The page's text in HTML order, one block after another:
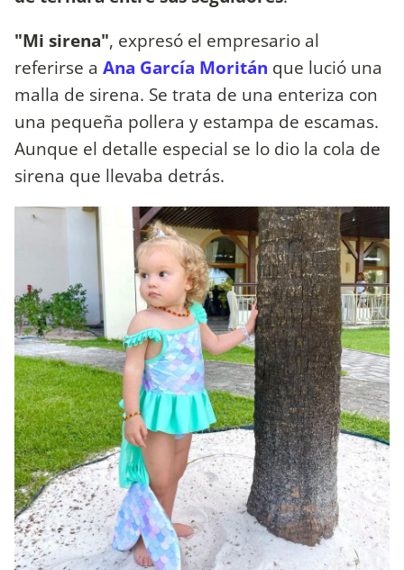
"Mi sirena", expresó el empresario al
referirse a Ana García Moritán que lució una
malla de sirena. Se trata de una enteriza con
una pequeña pollera y estampa de escamas.
Aunque el detalle especial se lo dio la cola de
sirena que llevaba detrás.